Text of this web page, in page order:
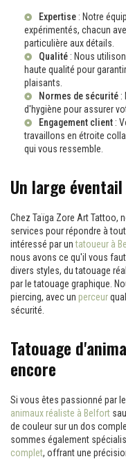
Expertise : Notre
expérimentés, chacun
particulière aux détails.
Qualité : Nous
haute qualité pour
plaisants.
Normes de sécurité :
d'hygiène pour assurer
Engagement client :
travaillons en étroite
qui vous ressemble.
Un large
Chez Taïga Zore Art Tattoo,
services pour répondre à
intéressé par untatoueur à
nous avons ce qu'il vous
divers styles, du tatouage
par le tatouage graphique.
piercing, avec un perceur
sécurité.
Tatouage
encore
Si vous êtes passionné par
animaux réaliste à Belfort
de couleur sur un dos
sommes également
complet, offrant une